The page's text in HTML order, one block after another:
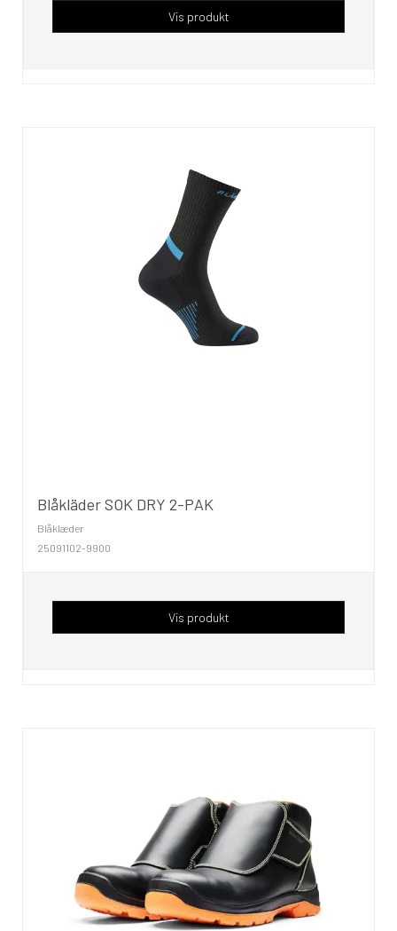
Vis produkt
Blåkläder SOK DRY 2-PAK
Blåklæder
25091102-9900
Vis produkt